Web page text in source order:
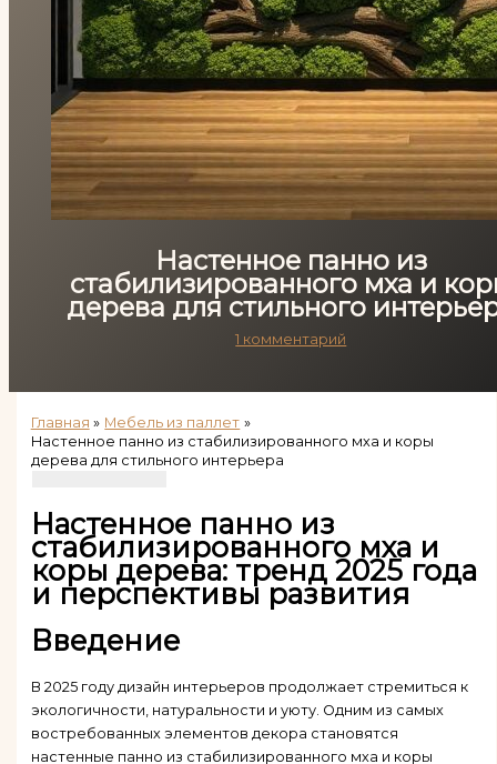
Настенное панно из
стабилизированного мха и
дерева для стильного
1 комментарий
Главная
Мебель из паллет
Настенное панно из стабилизированного мха и коры
дерева для стильного интерьера
Настенное панно из
стабилизированного мха и
коры дерева: тренд 2025 года
и перспективы развития
Введение
В 2025 году дизайн интерьеров продолжает стремиться к
экологичности, натуральности и уюту. Одним из самых
востребованных элементов декора становятся
настенные панно из стабилизированного мха и коры